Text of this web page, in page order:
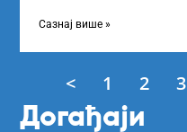
Сазнај више »
< 1 2 3
Догађаји